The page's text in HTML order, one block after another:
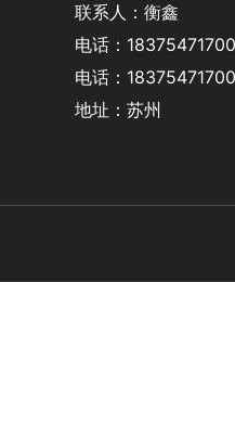
联系人：衡鑫
电话：18375471700
电话：18375471700
地址：苏州